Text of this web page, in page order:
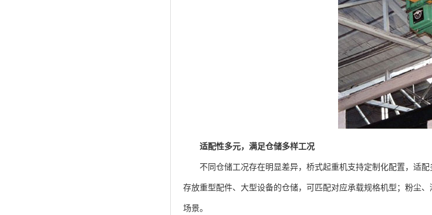
适配性多元，满足仓储多样工况
不同仓储工况存在明显差异，桥式起重机支持定制化配置，适配
存放重型配件、大型设备的仓储，可匹配对应承载规格机型；粉尘
场景。